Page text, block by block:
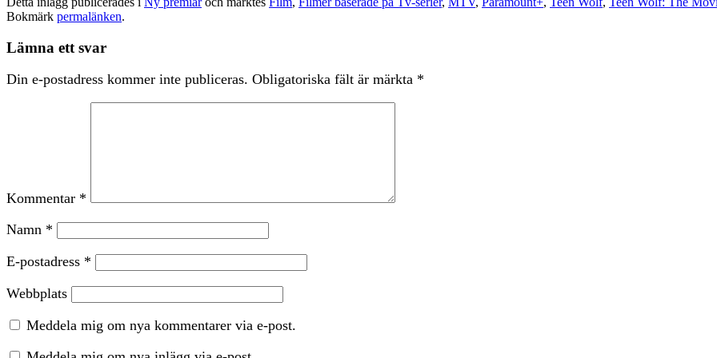
Bokmärk permalänken.
Lämna ett svar
Din e-postadress kommer inte publiceras. Obligatoriska fält är märkta *
Kommentar *
Namn *
E-postadress *
Webbplats
Meddela mig om nya kommentarer via e-post.